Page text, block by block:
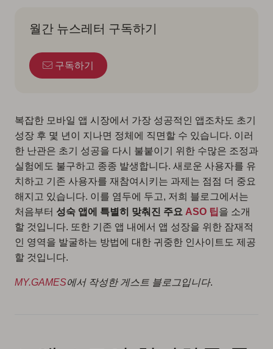
월간 뉴스레터 구독하기
구독하기
복잡한 모바일 앱 시장에서 가장 성공적인 앱조차도 초기
성장 후 몇 년이 지나면 정체에 직면할 수 있습니다. 이러
한 난관은 초기 성공을 다시 불붙이기 위한 수많은 조정과
실험에도 불구하고 종종 발생합니다. 새로운 사용자를 유
치하고 기존 사용자를 재참여시키는 과제는 점점 더 중요
해지고 있습니다. 이를 염두에 두고, 저희 블로그에서는
처음부터 성숙 앱에 특별히 맞춰진 주요 ASO 팁 을 소개
할 것입니다. 또한 기존 앱 내에서 앱 성장을 위한 잠재적
인 영역을 발굴하는 방법에 대한 귀중한 인사이트도 제공
할 것입니다.
MY.GAMES에서 작성한 게스트 블로그입니다.